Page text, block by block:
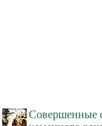
Совершенные